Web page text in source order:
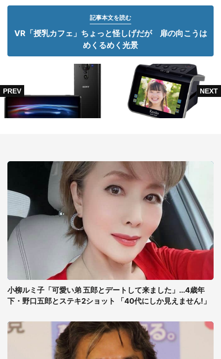
記事本文を読む
VR「授乳カフェ」ちょっと怪しげだが 扉の向こうは
めくるめく光景
小柳ルミ子「可愛い弟 五郎とデートして来ました」...4歳年
下・野口五郎とステキ2ショット 「40代にしか見えません!」